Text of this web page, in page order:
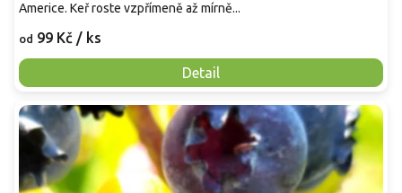
od 99 Kč / ks
Detail
Americe. Keř roste vzpřímeně až mírně...